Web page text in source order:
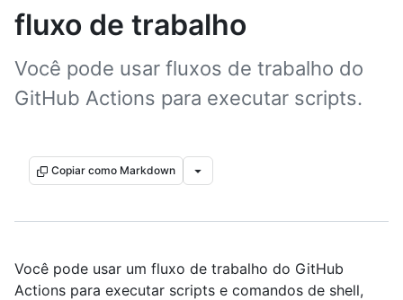
fluxo de trabalho
Você pode usar fluxos de trabalho do
GitHub Actions para executar scripts.
Copiar como Markdown
Você pode usar um fluxo de trabalho do GitHub
Actions para executar scripts e comandos de shell,